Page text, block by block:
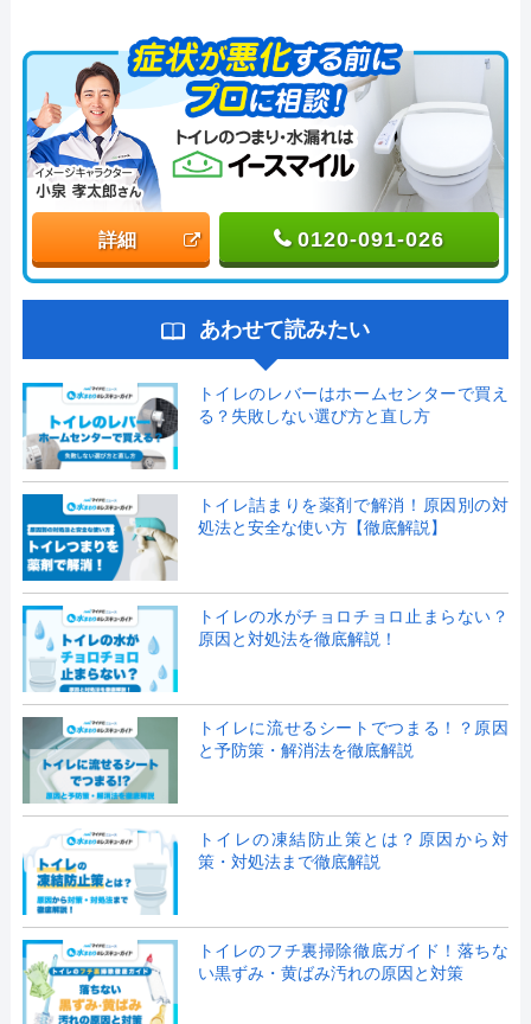
詳細 0120-091-026
あわせて読みたい
トイレのレバーはホームセンターで買え
る？失敗しない選び方と直し方
トイレ詰まりを薬剤で解消！原因別の対
処法と安全な使い方【徹底解説】
トイレの水がチョロチョロ止まらない？
原因と対処法を徹底解説！
トイレに流せるシートでつまる！？原因
と予防策・解消法を徹底解説
トイレの凍結防止策とは？原因から対
策・対処法まで徹底解説
トイレのフチ裏掃除徹底ガイド！落ちな
い黒ずみ・黄ばみ汚れの原因と対策